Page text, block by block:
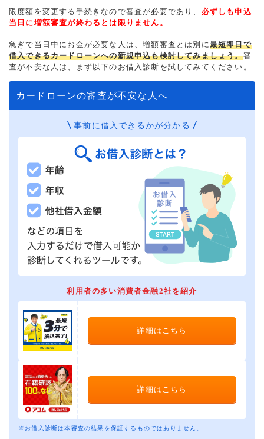
限度額を変更する手続きなので審査が必要であり、 必ずしも申込
当日に増額審査が終わるとは限りません。
急ぎで当日中にお金が必要な人は、増額審査とは別に最短即日で
借入できるカードローンへの新規申込も検討してみましょう。審
査が不安な人は、まず以下のお借入診断を試してみてください。
カードローンの審査が不安な人へ
事前に借入できるかが分かる
利用者の多い消費者金融2社を紹介
詳細はこちら
詳細はこちら
※お借入診断は本審査の結果を保証するものではありません。